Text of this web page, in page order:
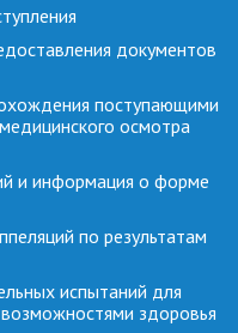
документов
поступающими
осмотра
и информация о форме
по результатам
испытаний для
здоровья